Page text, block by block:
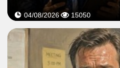
04/08/2026 15050